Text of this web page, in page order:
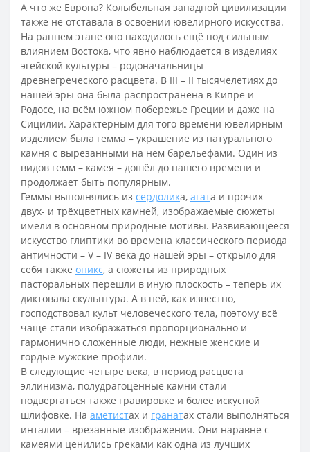
А что же Европа? Колыбельная западной цивилизации
также не отставала в освоении ювелирного искусства.
На раннем этапе оно находилось ещё под сильным
влиянием Востока, что явно наблюдается в изделиях
эгейской культуры – родоначальницы
древнегреческого расцвета. В III – II тысячелетиях до
нашей эры она была распространена в Кипре и
Родосе, на всём южном побережье Греции и даже на
Сицилии. Характерным для того времени ювелирным
изделием была гемма – украшение из натурального
камня с вырезанными на нём барельефами. Один из
видов гемм – камея – дошёл до нашего времени и
продолжает быть популярным.
Геммы выполнялись из сердолика, агата и прочих
двух- и трёхцветных камней, изображаемые сюжеты
имели в основном природные мотивы. Развивающееся
искусство глиптики во времена классического периода
античности – V – IV века до нашей эры – открыло для
себя также оникс, а сюжеты из природных
пасторальных перешли в иную плоскость – теперь их
диктовала скульптура. А в ней, как известно,
господствовал культ человеческого тела, поэтому всё
чаще стали изображаться пропорционально и
гармонично сложенные люди, нежные женские и
гордые мужские профили.
В следующие четыре века, в период расцвета
эллинизма, полудрагоценные камни стали
подвергаться также гравировке и более искусной
шлифовке. На аметистах и гранатах стали выполняться
инталии – врезанные изображения. Они наравне с
камеями ценились греками как одна из лучших